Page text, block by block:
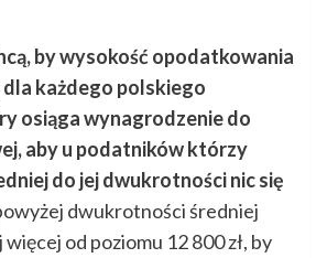
by wysokość opodatkowania
dla każdego polskiego
osiąga wynagrodzenie do
aby u podatników którzy
do jej dwukrotności nic się
dwukrotności średniej
od poziomu 12 800 zł, by